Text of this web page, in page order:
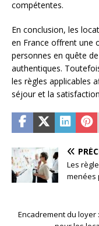
compétentes.
En conclusion, les
en France offrent une
personnes en quête
authentiques.
les règles applicables
séjour et la
Les
menées
Encadrement du